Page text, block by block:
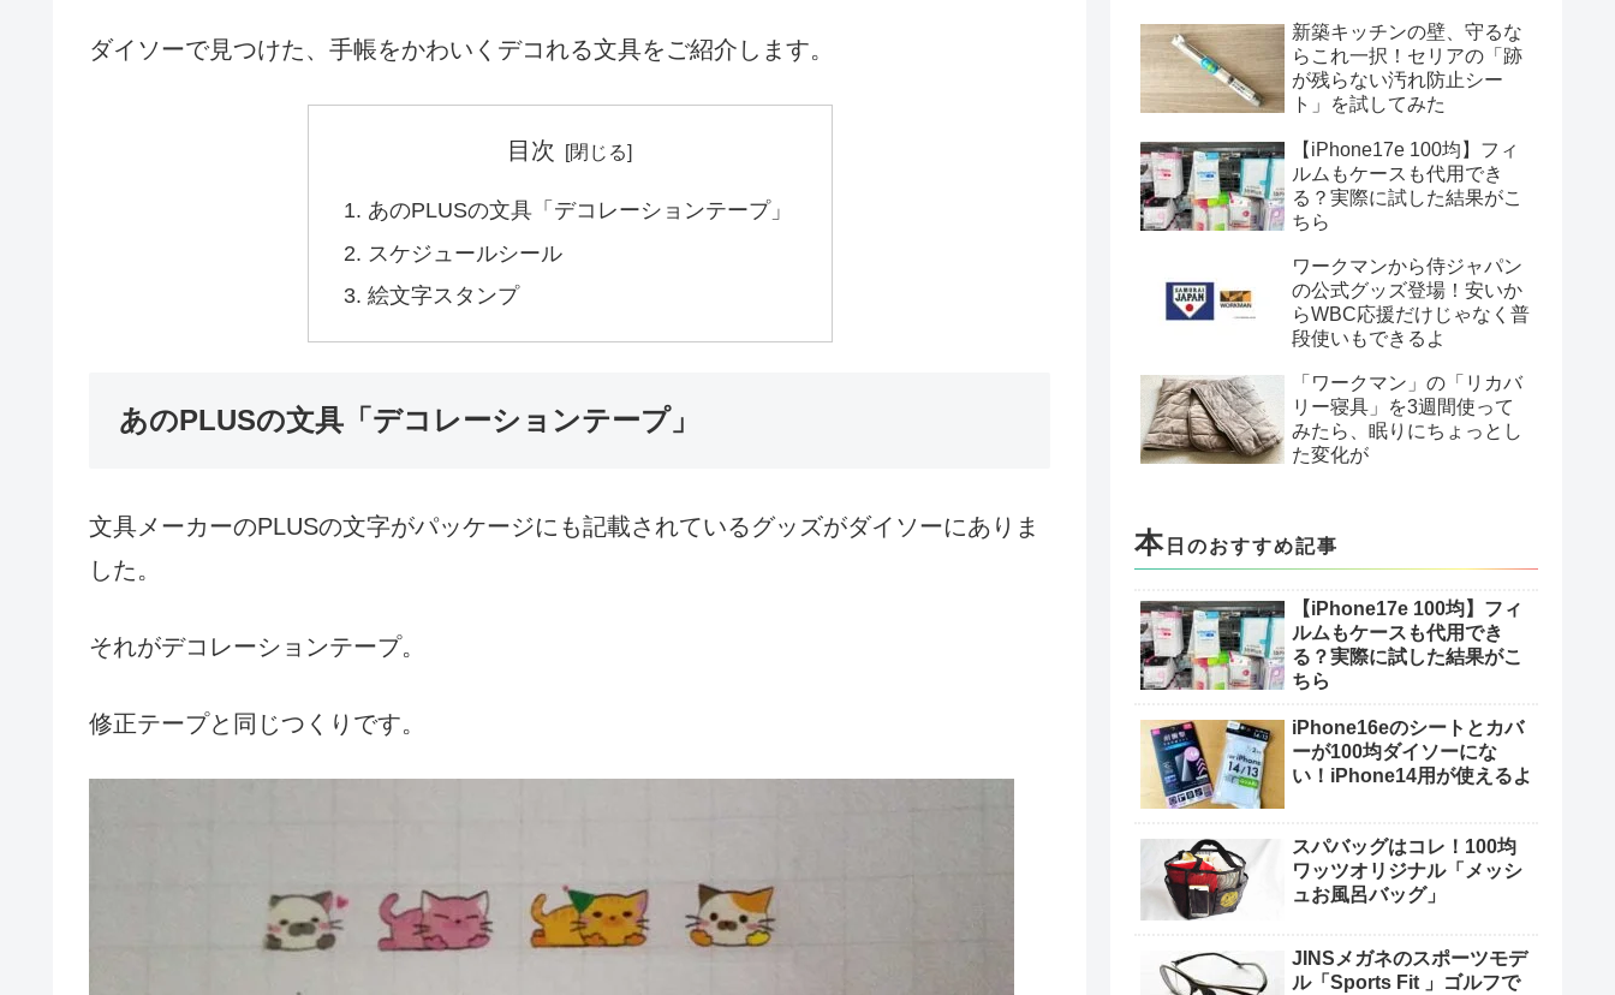
ダイソーで見つけた、手帳をかわいくデコれる文具をご紹介します。
目次
あのPLUSの文具「デコレーションテープ」
スケジュールシール
絵文字スタンプ
あのPLUSの文具「デコレーションテープ」
文具メーカーのPLUSの文字がパッケージにも記載されているグッズがダイソーにありま
した。
それがデコレーションテープ。
修正テープと同じつくりです。
新築キッチンの壁、守るな
らこれ一択！セリアの「跡
が残らない汚れ防止シー
ト」を試してみた
【iPhone17e 100均】フィ
ルムもケースも代用でき
る？実際に試した結果がこ
ちら
ワークマンから侍ジャパン
の公式グッズ登場！安いか
らWBC応援だけじゃなく普
段使いもできるよ
「ワークマン」の「リカバ
リー寝具」を3週間使って
みたら、眠りにちょっとし
た変化が
本 日のおすすめ記事
【iPhone17e 100均】フィ
ルムもケースも代用でき
る？実際に試した結果がこ
ちら
iPhone16eのシートとカバ
ーが100均ダイソーにな
い！iPhone14用が使えるよ
スパバッグはコレ！100均
ワッツオリジナル「メッシ
ュお風呂バッグ」
JINSメガネのスポーツモデ
ル「Sports Fit 」ゴルフで